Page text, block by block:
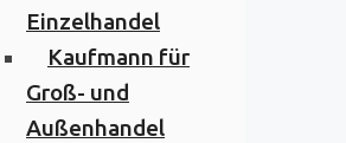
Einzelhandel
Kaufmann für
Groß- und
Außenhandel